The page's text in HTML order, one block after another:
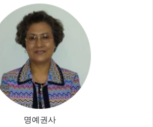
명예권사